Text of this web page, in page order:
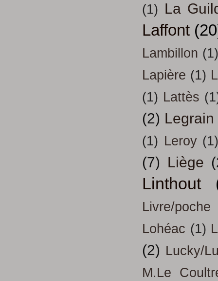
(1) La
Laffont
Lambillon (1)
Lapière (1)
(1) Lattès
(2) Legrain
(1) Leroy
(7) Liège
Linthout
Livre/poche
Lohéac (1)
(2) Lucky/
M.Le